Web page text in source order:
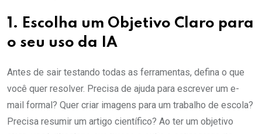
1. Escolha um Objetivo Claro para
o seu uso da IA
Antes de sair testando todas as ferramentas, defina o que
você quer resolver. Precisa de ajuda para escrever um e-
mail formal? Quer criar imagens para um trabalho de escola?
Precisa resumir um artigo científico? Ao ter um objetivo